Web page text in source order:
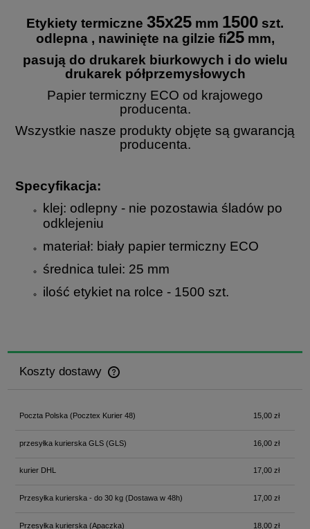
Etykiety termiczne 35x25 mm 1500 szt.
odlepna , nawinięte na gilzie fi25mm,
pasują do drukarek biurkowych i do wielu
drukarek półprzemysłowych
Papier termiczny ECO od krajowego
producenta.
Wszystkie nasze produkty objęte są gwarancją
producenta.
Specyfikacja:
klej: odlepny - nie pozostawia śladów po
odklejeniu
materiał: biały papier termiczny ECO
średnica tulei: 25 mm
ilość etykiet na rolce - 1500 szt.
Koszty dostawy
Cena nie zawiera ewentualnych kosztów płatności
Poczta Polska(Pocztex Kurier 48) 15,00 zł
przesyłka kurierska GLS(GLS) 16,00 zł
kurier DHL 17,00 zł
Przesyłka kurierska - do 30 kg(Dostawa w 48h) 17,00 zł
Przesyłka kurierska (Apaczka) 18,00 zł